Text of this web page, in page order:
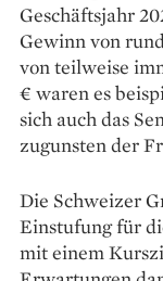
Geschäftsjahr
Gewinn von
von ­teilweise
€ waren es
sich auch das
zugunsten der
Die Schweizer
Einstufung für
mit ­einem